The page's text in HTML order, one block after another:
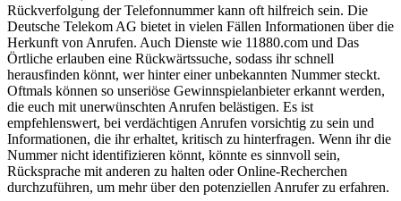
Rückverfolgung der Telefonnummer kann oft hilfreich sein. Die
Deutsche Telekom AG bietet in vielen Fällen Informationen über die
Herkunft von Anrufen. Auch Dienste wie 11880.com und Das
Örtliche erlauben eine Rückwärtssuche, sodass ihr schnell
herausfinden könnt, wer hinter einer unbekannten Nummer steckt.
Oftmals können so unseriöse Gewinnspielanbieter erkannt werden,
die euch mit unerwünschten Anrufen belästigen. Es ist
empfehlenswert, bei verdächtigen Anrufen vorsichtig zu sein und
Informationen, die ihr erhaltet, kritisch zu hinterfragen. Wenn ihr die
Nummer nicht identifizieren könnt, könnte es sinnvoll sein,
Rücksprache mit anderen zu halten oder Online-Recherchen
durchzuführen, um mehr über den potenziellen Anrufer zu erfahren.